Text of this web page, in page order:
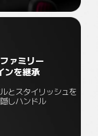
ァミリー
ンを継承
とスタイリッシュを
しハンドル